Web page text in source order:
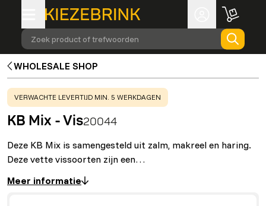
Zoek product of trefwoorden
WHOLESALE SHOP
WARNING:
VERWACHTE LEVERTIJD MIN. 5 WERKDAGEN
KB Mix - Vis20044
Deze KB Mix is samengesteld uit zalm, makreel en haring.
Deze vette vissoorten zijn een…
Meer informatie